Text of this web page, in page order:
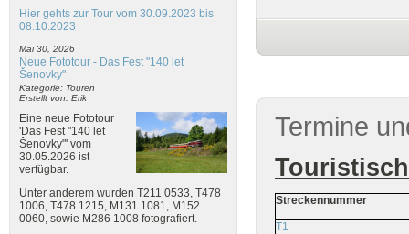
Hier gehts zur Tour vom 30.09.2023 bis
08.10.2023
Mai 30, 2026
Neue Fototour - Das Fest "140 let
Šenovky"
Kategorie: Touren
Erstellt von: Erik
Eine neue Fototour
'Das Fest "140 let
Šenovky"' vom
30.05.2026 ist
verfügbar.
Unter anderem wurden T211 0533, T478
1006, T478 1215, M131 1081, M152
0060, sowie M286 1008 fotografiert.
Termine
Streckennummer
T1